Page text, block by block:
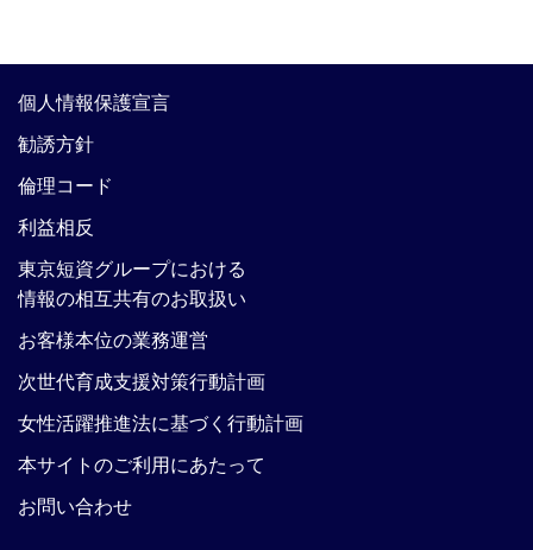
個人情報保護宣言
勧誘方針
倫理コード
利益相反
東京短資グループにおける
情報の相互共有のお取扱い
お客様本位の業務運営
次世代育成支援対策行動計画
女性活躍推進法に基づく行動計画
本サイトのご利用にあたって
お問い合わせ